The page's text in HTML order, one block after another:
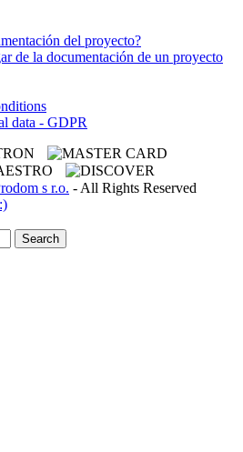
del proyecto?
de la documentación de un proyecto
data - GDPR
s r.o. - All Rights Reserved